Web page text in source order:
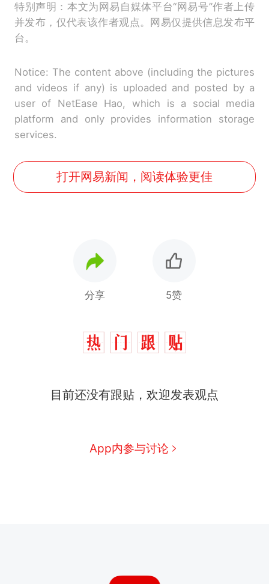
特别声明：本文为网易自媒体平台“网易号”作者上传
并发布，仅代表该作者观点。网易仅提供信息发布平
台。
Notice: The content above (including the pictures
and videos if any) is uploaded and posted by a
user of NetEase Hao, which is a social media
platform and only provides information storage
services.
打开网易新闻，阅读体验更佳
分享 5赞
目前还没有跟贴，欢迎发表观点
App内参与讨论